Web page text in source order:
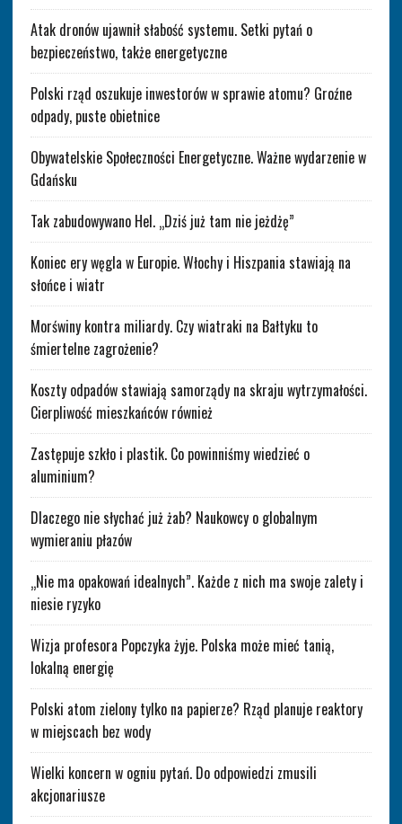
Atak dronów ujawnił słabość systemu. Setki pytań o
bezpieczeństwo, także energetyczne
Polski rząd oszukuje inwestorów w sprawie atomu? Groźne
odpady, puste obietnice
Obywatelskie Społeczności Energetyczne. Ważne wydarzenie w
Gdańsku
Tak zabudowywano Hel. „Dziś już tam nie jeżdżę”
Koniec ery węgla w Europie. Włochy i Hiszpania stawiają na
słońce i wiatr
Morświny kontra miliardy. Czy wiatraki na Bałtyku to
śmiertelne zagrożenie?
Koszty odpadów stawiają samorządy na skraju wytrzymałości.
Cierpliwość mieszkańców również
Zastępuje szkło i plastik. Co powinniśmy wiedzieć o
aluminium?
Dlaczego nie słychać już żab? Naukowcy o globalnym
wymieraniu płazów
„Nie ma opakowań idealnych”. Każde z nich ma swoje zalety i
niesie ryzyko
Wizja profesora Popczyka żyje. Polska może mieć tanią,
lokalną energię
Polski atom zielony tylko na papierze? Rząd planuje reaktory
w miejscach bez wody
Wielki koncern w ogniu pytań. Do odpowiedzi zmusili
akcjonariusze